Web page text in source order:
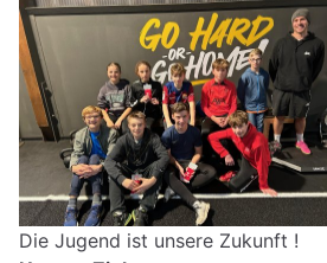
Die Jugend ist unsere Zukunft !